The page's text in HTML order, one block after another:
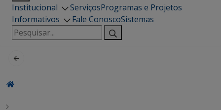
Institucional ServiçosProgramas e Projetos
Informativos
Fale ConoscoSistemas
Pesquisar
por: